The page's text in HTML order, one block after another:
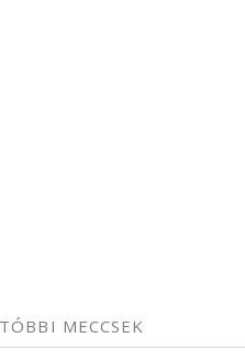
MECCSEK